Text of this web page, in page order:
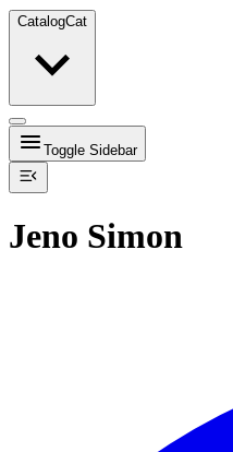
CatalogCat
Toggle Sidebar
Jeno Simon